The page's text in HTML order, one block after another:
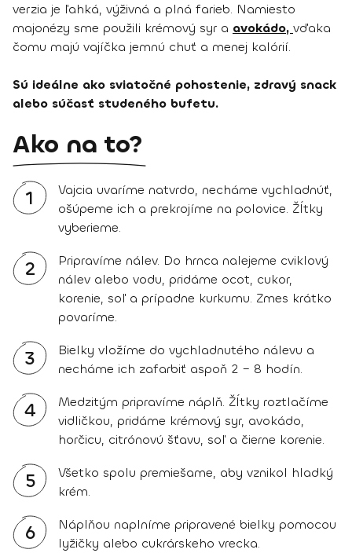
verzia je ľahká, výživná a plná farieb. Namiesto
majonézy sme použili krémový syr a avokádo, vďaka
čomu majú vajíčka jemnú chuť a menej kalórií.
Sú ideálne ako sviatočné pohostenie, zdravý snack
alebo súčasť studeného bufetu.
Ako na to?
1
Vajcia uvaríme natvrdo, necháme vychladnúť,
ošúpeme ich a prekrojíme na polovice. Žĺtky
vyberieme.
2
Pripravíme nálev. Do hrnca nalejeme cviklový
nálev alebo vodu, pridáme ocot, cukor,
korenie, soľ a prípadne kurkumu. Zmes krátko
povaríme.
3
Bielky vložíme do vychladnutého nálevu a
necháme ich zafarbiť aspoň 2 – 8 hodín.
4
Medzitým pripravíme náplň. Žĺtky roztlačíme
vidličkou, pridáme krémový syr, avokádo,
horčicu, citrónovú šťavu, soľ a čierne korenie.
5
Všetko spolu premiešame, aby vznikol hladký
krém.
6
Náplňou naplníme pripravené bielky pomocou
lyžičky alebo cukrárskeho vrecka.